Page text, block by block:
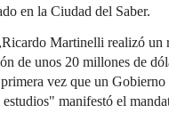
en la Ciudad del Saber.
Martinelli realizó un
de unos 20 millones de
vez que un Gobierno
manifestó el